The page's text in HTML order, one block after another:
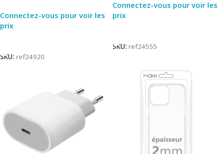
Connectez-vous pour voir les
prix
SKU: ref24920
Connectez-vous pour voir les
prix
SKU: ref24555